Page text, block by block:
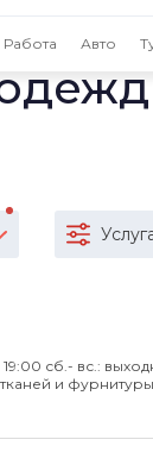
Работа Авто
19:00 сб.- вс.:
и